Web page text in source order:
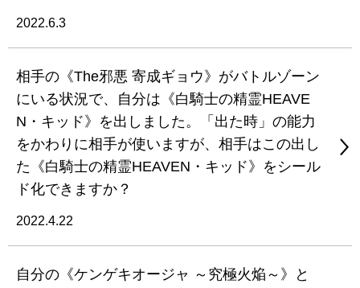
2022.6.3
相手の《The邪悪 寄成ギョウ》がバトルゾーン
にいる状況で、自分は《白騎士の精霊HEAVE
N・キッド》を出しました。「出た時」の能力
をかわりに相手が使いますが、相手はこの出し
た《白騎士の精霊HEAVEN・キッド》をシール
ド化できますか？
2022.4.22
自分の《ケンゲキオージャ ～究極火焔～》と